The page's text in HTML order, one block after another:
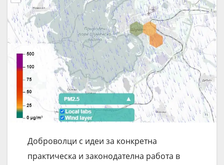
Доброволци с идеи за конкретна
практическа и законодателна работа в